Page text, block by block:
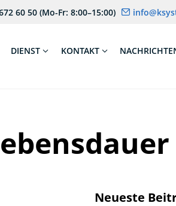
60 50 (Mo-Fr: 8:00–15:00)
DIENST KONTAKT
Neueste